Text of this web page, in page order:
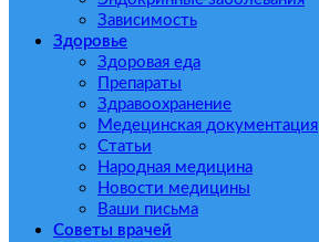
Зависимость
Здоровье
Здоровая еда
Препараты
Здравоохранение
Медецинская документация
Статьи
Народная медицина
Новости медицины
Ваши письма
Советы врачей